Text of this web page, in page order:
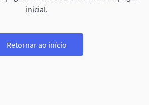
inicial.
Retornar ao início